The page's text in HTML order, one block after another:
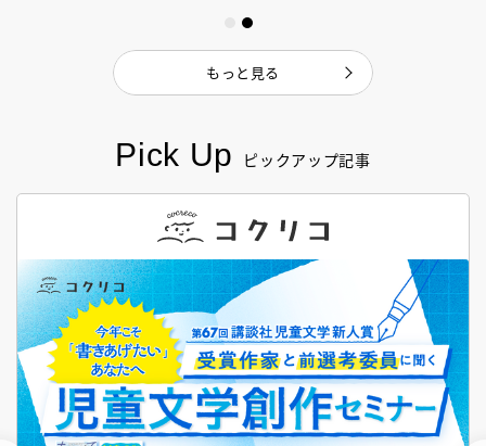
Pick Up ピックアップ記事
もっと見る